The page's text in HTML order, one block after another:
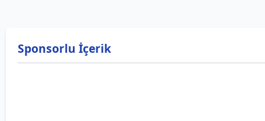
Sponsorlu İçerik